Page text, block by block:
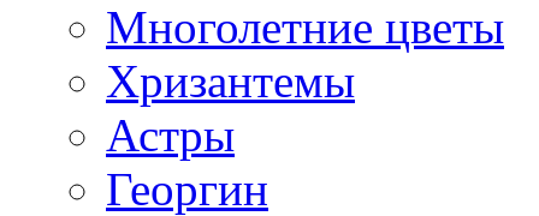
Многолетние цветы
Хризантемы
Астры
Георгин